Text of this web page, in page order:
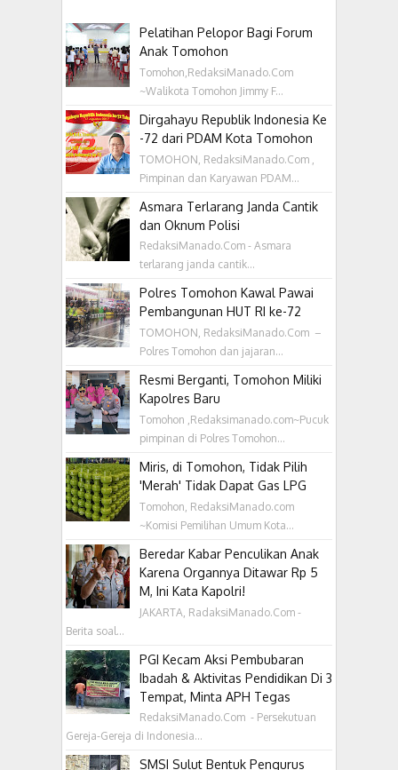
Pelatihan Pelopor Bagi Forum
Anak Tomohon
Tomohon,RedaksiManado.Com
~Walikota Tomohon Jimmy F...
Dirgahayu Republik Indonesia Ke
-72 dari PDAM Kota Tomohon
TOMOHON, RedaksiManado.Com ,
Pimpinan dan Karyawan PDAM...
Asmara Terlarang Janda Cantik
dan Oknum Polisi
RedaksiManado.Com - Asmara
terlarang janda cantik...
Polres Tomohon Kawal Pawai
Pembangunan HUT RI ke-72
TOMOHON, RedaksiManado.Com –
Polres Tomohon dan jajaran...
Resmi Berganti, Tomohon Miliki
Kapolres Baru
Tomohon ,Redaksimanado.com~Pucuk
pimpinan di Polres Tomohon...
Miris, di Tomohon, Tidak Pilih
'Merah' Tidak Dapat Gas LPG
Tomohon, RedaksiManado.com
~Komisi Pemilihan Umum Kota...
Beredar Kabar Penculikan Anak
Karena Organnya Ditawar Rp 5
M, Ini Kata Kapolri!
JAKARTA, RadaksiManado.Com -
Berita soal...
PGI Kecam Aksi Pembubaran
Ibadah & Aktivitas Pendidikan Di 3
Tempat, Minta APH Tegas
RedaksiManado.Com - Persekutuan
Gereja-Gereja di Indonesia...
SMSI Sulut Bentuk Pengurus